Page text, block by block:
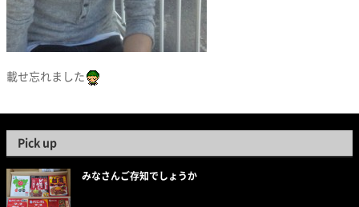
載せ忘れました
Pick up
みなさんご存知でしょうか